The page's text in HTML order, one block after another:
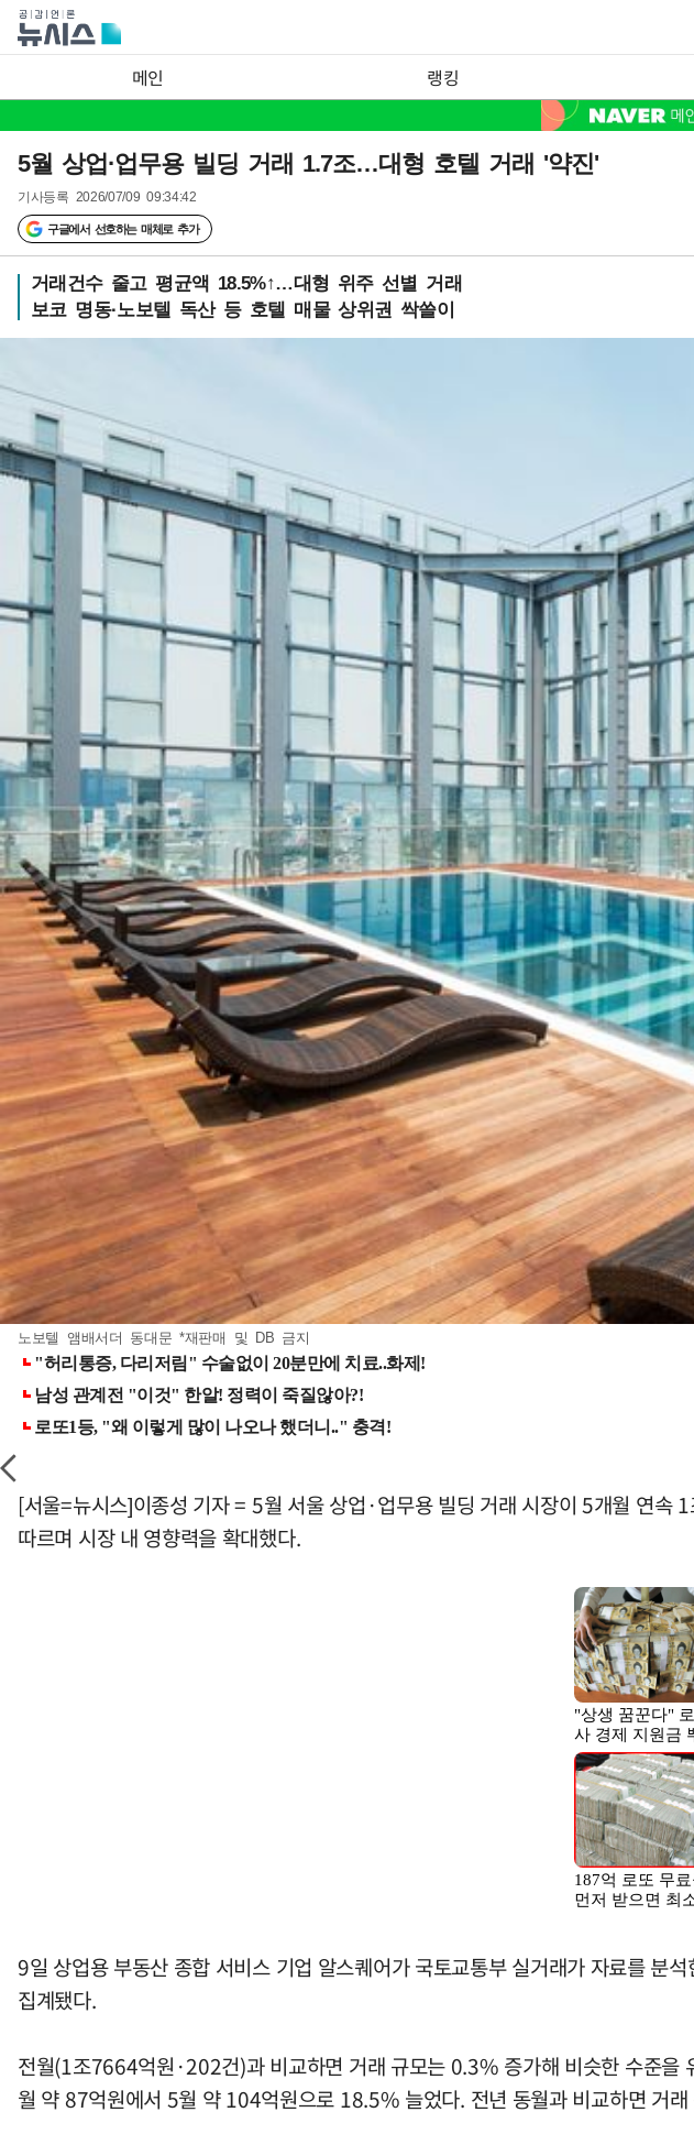
메인 랭킹
5월 상업·업무용 빌딩 거래 1.7조…대형 호텔 거래 '약진'
기사등록 2026/07/09 09:34:42
구글에서 선호하는 매체로 추가
거래건수 줄고 평균액 18.5%↑…대형 위주 선별 거래
보코 명동·노보텔 독산 등 호텔 매물 상위권 싹쓸이
노보텔 앰배서더 동대문 *재판매 및 DB 금지
[서울=뉴시스]이종성 기자 = 5월 서울 상업·업무용 빌딩 거래 시장이 5개월 연속
따르며 시장 내 영향력을 확대했다.
9일 상업용 부동산 종합 서비스 기업 알스퀘어가 국토교통부 실거래가 자료를
집계됐다.
전월(1조7664억원·202건)과 비교하면 거래 규모는 0.3% 증가해 비슷한 수준
월 약 87억원에서 5월 약 104억원으로 18.5% 늘었다. 전년 동월과 비교하면 거